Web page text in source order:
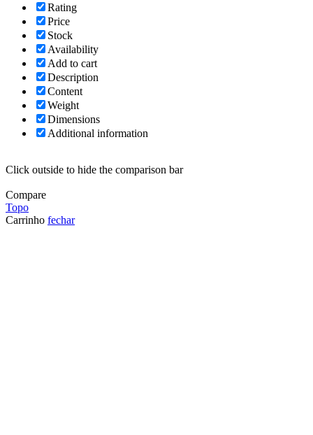
Rating
Price
Stock
Availability
Add to cart
Description
Content
Weight
Dimensions
Additional information
Click outside to hide the comparison bar
Compare
Topo
Carrinho fechar